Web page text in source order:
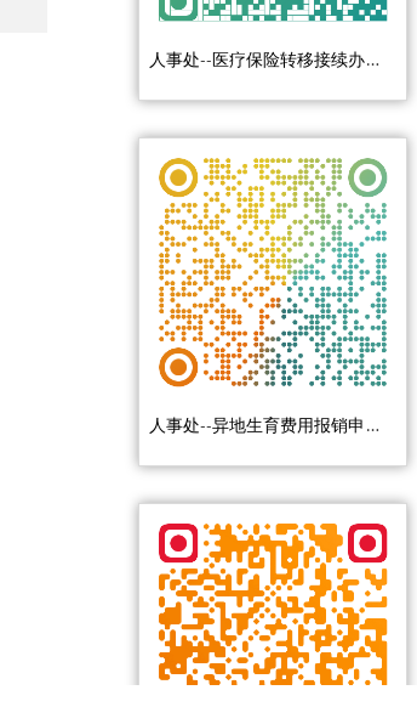
人事处--医疗保险转移接续办理流程
人事处--异地生育费用报销申请流程